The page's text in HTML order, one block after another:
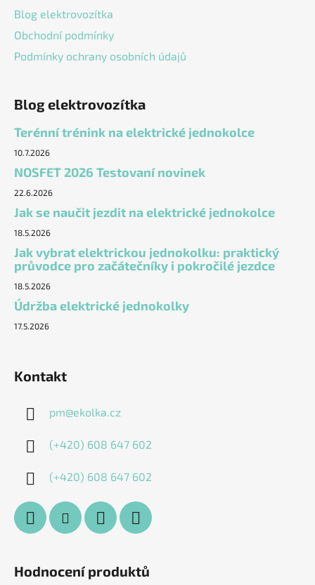
Blog elektrovozítka
Obchodní podmínky
Podmínky ochrany osobních údajů
Blog elektrovozítka
Terénní trénink na elektrické jednokolce
10.7.2026
NOSFET 2026 Testovaní novinek
22.6.2026
Jak se naučit jezdit na elektrické jednokolce
18.5.2026
Jak vybrat elektrickou jednokolku: praktický
průvodce pro začátečníky i pokročilé jezdce
18.5.2026
Údržba elektrické jednokolky
17.5.2026
Kontakt
pm@ekolka.cz
(+420) 608 647 602
(+420) 608 647 602
Hodnocení produktů